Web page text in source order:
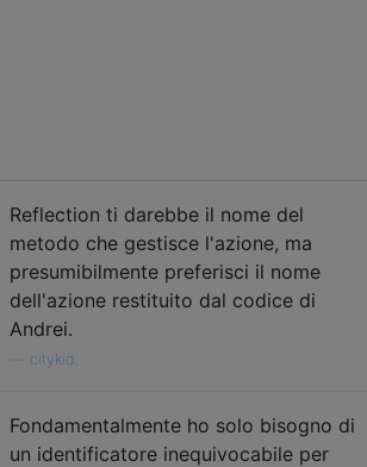
Reflection ti darebbe il nome del
metodo che gestisce l'azione, ma
presumibilmente preferisci il nome
dell'azione restituito dal codice di
Andrei.
citykid,
Fondamentalmente ho solo bisogno di
un identificatore inequivocabile per